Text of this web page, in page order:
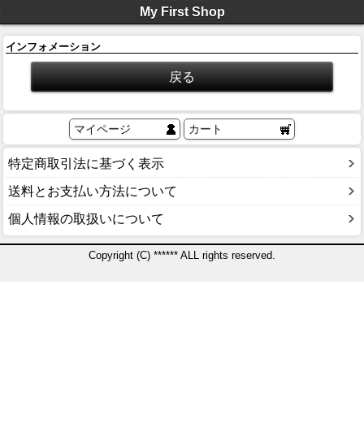
My First Shop
インフォメーション
マイページ カート
特定商取引法に基づく表示
送料とお支払い方法について
個人情報の取扱いについて
Copyright (C) ****** ALL rights reserved.